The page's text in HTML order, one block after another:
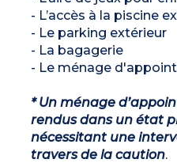
- L’accès à la piscine
- Le parking extérieur
- La bagagerie
- Le ménage
* Un ménage
rendus dans un état
nécessitant une
travers de la caution.